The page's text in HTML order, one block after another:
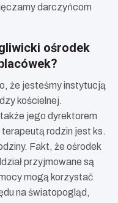
darczyńcom
ośrodek
że jesteśmy instytucją
kościelnej.
jego dyrektorem
rodzin jest ks.
Fakt, że ośrodek
przyjmowane są
mogą korzystać
na światopogląd,